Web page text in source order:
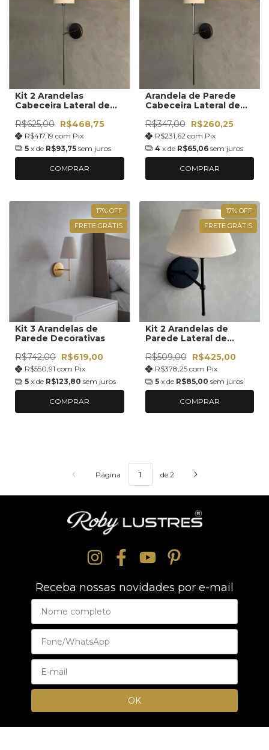
Kit 2 Arandelas
Cabeceira Lateral de
R$625,00 R$468,75
R$417,19 com Pix
5 x de R$93,75 sem juros
COMPRAR
Arandela de Parede
Cabeceira Lateral de
R$347,00 R$260,25
R$231,62 com Pix
4 x de R$65,06 sem juros
COMPRAR
17% OFF
FRETE GRÁTIS
Kit 3 Arandelas de
Parede Decorativas
R$742,00 R$619,00
R$550,91 com Pix
5 x de R$123,80 sem juros
COMPRAR
17% OFF
FRETE GRÁTIS
Kit 2 Arandelas de
Parede Lateral de
R$509,00 R$425,00
R$378,25 com Pix
5 x de R$85,00 sem juros
COMPRAR
Página de 2
Receba nossas novidades por e-mail